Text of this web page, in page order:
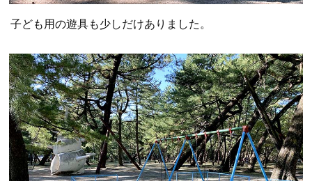
子ども用の遊具も少しだけありました。